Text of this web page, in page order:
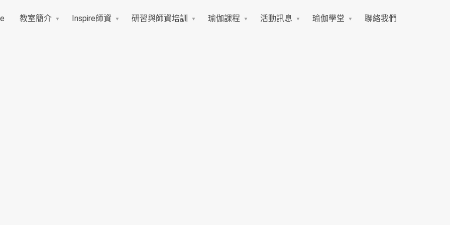
教室簡介 Inspire師資 研習與師資培訓 瑜伽課程 活動訊息 瑜伽學堂 聯絡我們